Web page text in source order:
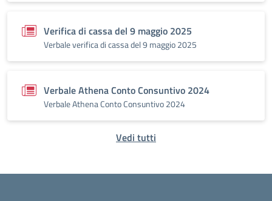
Verifica di cassa del 9 maggio 2025
Verbale verifica di cassa del 9 maggio 2025
Verbale Athena Conto Consuntivo 2024
Verbale Athena Conto Consuntivo 2024
Vedi tutti